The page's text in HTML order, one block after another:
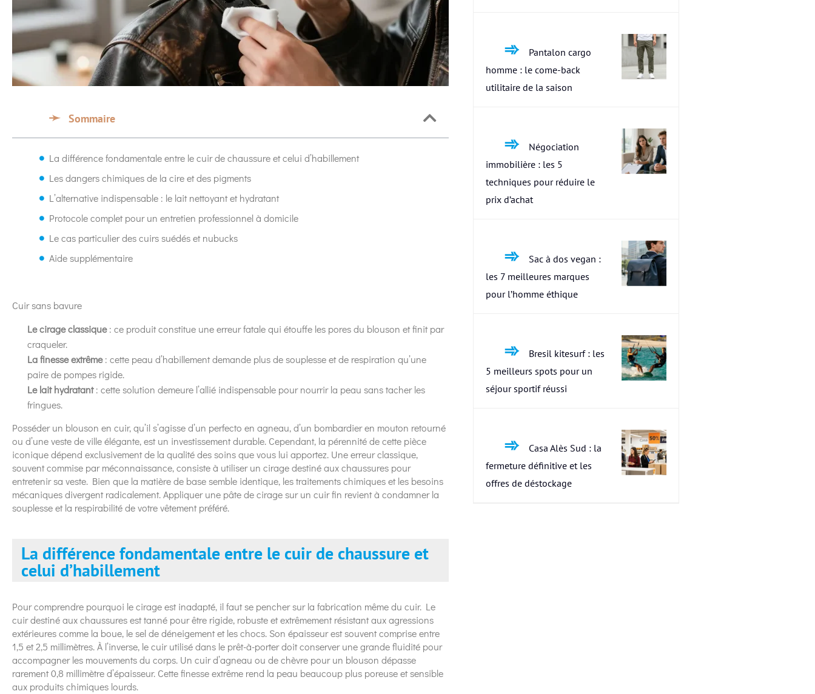
Sommaire
La différence fondamentale entre le cuir de chaussure et celui d’habillement
Les dangers chimiques de la cire et des pigments
L’alternative indispensable : le lait nettoyant et hydratant
Protocole complet pour un entretien professionnel à domicile
Le cas particulier des cuirs suédés et nubucks
Aide supplémentaire
Cuir sans bavure
Le cirage classique: ce produit constitue une erreur fatale qui étouffe les pores du blouson et finit par
craqueler.
La finesse extrême: cette peau d’habillement demande plus de souplesse et de respiration qu’une
paire de pompes rigide.
Le lait hydratant: cette solution demeure l’allié indispensable pour nourrir la peau sans tacher les
fringues.
Posséder un blouson en cuir, qu’il s’agisse d’un perfecto en agneau, d’un bombardier en mouton retourné
ou d’une veste de ville élégante, est un investissement durable. Cependant, la pérennité de cette pièce
iconique dépend exclusivement de la qualité des soins que vous lui apportez. Une erreur classique,
souvent commise par méconnaissance, consiste à utiliser un cirage destiné aux chaussures pour
entretenir sa veste. Bien que la matière de base semble identique, les traitements chimiques et les besoins
mécaniques divergent radicalement. Appliquer une pâte de cirage sur un cuir fin revient à condamner la
souplesse et la respirabilité de votre vêtement préféré.
La différence fondamentale entre le cuir de chaussure et
celui d’habillement
Pour comprendre pourquoi le cirage est inadapté, il faut se pencher sur la fabrication même du cuir. Le
cuir destiné aux chaussures est tanné pour être rigide, robuste et extrêmement résistant aux agressions
extérieures comme la boue, le sel de déneigement et les chocs. Son épaisseur est souvent comprise entre
1,5 et 2,5 millimètres. À l’inverse, le cuir utilisé dans le prêt-à-porter doit conserver une grande fluidité pour
accompagner les mouvements du corps. Un cuir d’agneau ou de chèvre pour un blouson dépasse
rarement 0,8 millimètre d’épaisseur. Cette finesse extrême rend la peau beaucoup plus poreuse et sensible
aux produits chimiques lourds.
Pantalon cargo
homme : le come-back
utilitaire de la saison
Négociation
immobilière : les 5
techniques pour réduire le
prix d’achat
Sac à dos vegan :
les 7 meilleures marques
pour l’homme éthique
Bresil kitesurf : les
5 meilleurs spots pour un
séjour sportif réussi
Casa Alès Sud : la
fermeture définitive et les
offres de déstockage